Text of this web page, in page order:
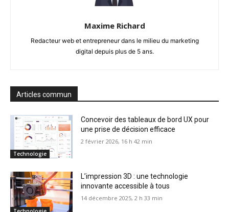
Maxime Richard
Redacteur web et entrepreneur dans le milieu du marketing
digital depuis plus de 5 ans.
Articles commun
Technologie
Concevoir des tableaux de bord UX pour
une prise de décision efficace
2 février 2026, 16 h 42 min
L’impression 3D : une technologie
innovante accessible à tous
14 décembre 2025, 2 h 33 min